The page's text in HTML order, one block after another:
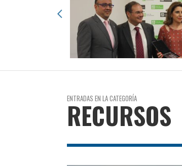
ENTRADAS EN LA CATEGORÍA
RECURSOS